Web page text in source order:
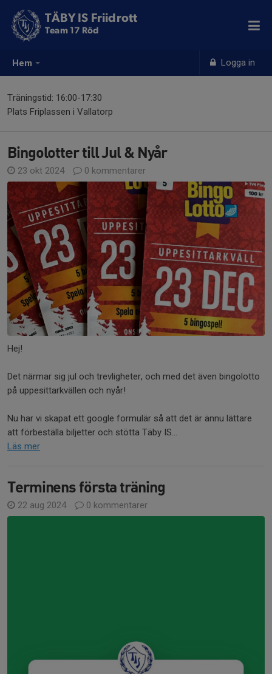
Hem Logga in
TÄBY IS Friidrott
Team 17 Röd
Träningstid: 16:00-17:30
Plats Friplassen i Vallatorp
Bingolotter till Jul & Nyår
23 okt 2024 0 kommentarer
Hej!
Det närmar sig jul och trevligheter, och med det även bingolotto
på uppesittarkvällen och nyår!
Nu har vi skapat ett google formulär så att det är ännu lättare
att förbeställa biljetter och stötta Täby IS...
Läs mer
Terminens första träning
22 aug 2024 0 kommentarer